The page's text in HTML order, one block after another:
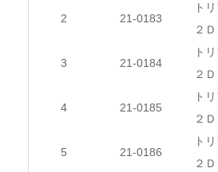
2 21-0183
ト
２
3 21-0184
ト
２
4 21-0185
ト
２
5 21-0186
ト
２